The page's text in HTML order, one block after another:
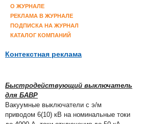
О ЖУРНАЛЕ
РЕКЛАМА В ЖУРНАЛЕ
ПОДПИСКА НА ЖУРНАЛ
КАТАЛОГ КОМПАНИЙ
Контекстная реклама
Быстродействующий выключатель
для БАВР
Вакуумные выключатели с э/м
приводом 6(10) кВ на номинальные токи